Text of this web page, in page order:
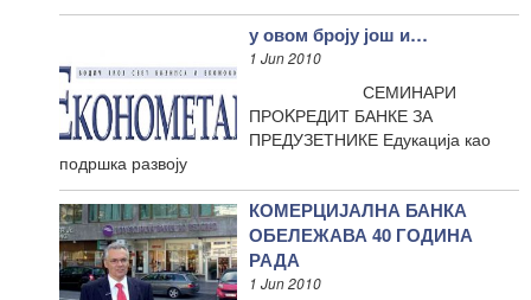
у овом броју још и…
1 Jun 2010
СЕМИНАРИ
ПРОKРЕДИТ БАНКЕ ЗА
ПРЕДУЗЕТНИКЕ Едукација као
подршка развоју
КОМЕРЦИЈАЛНА БАНКА
ОБЕЛЕЖАВА 40 ГОДИНА
РАДА
1 Jun 2010